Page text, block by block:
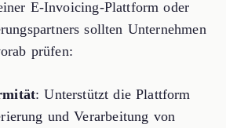
E-Invoicing-Plattform oder
sollten Unternehmen
prüfen:
: Unterstützt die Plattform
und Verarbeitung von